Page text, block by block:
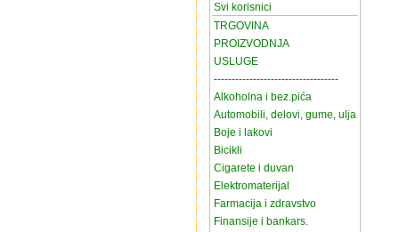
Svi korisnici
TRGOVINA
PROIZVODNJA
USLUGE
-----------------------------------
Alkoholna i bez.pića
Automobili, delovi, gume, ulja
Boje i lakovi
Bicikli
Cigarete i duvan
Elektromaterijal
Farmacija i zdravstvo
Finansije i bankars.